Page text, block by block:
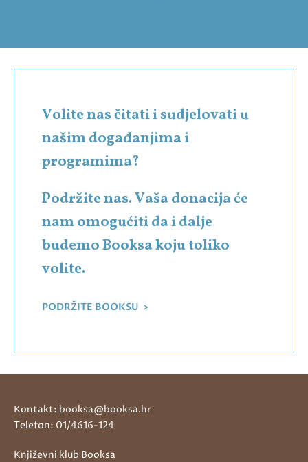
Volite nas čitati i sudjelovati u
našim događanjima i
programima?
Podržite nas. Vaša donacija će
nam omogućiti da i dalje
budemo Booksa koju toliko
volite.
PODRŽITE BOOKSU >
Kontakt: booksa@booksa.hr
Telefon: 01/4616-124
Književni klub Booksa